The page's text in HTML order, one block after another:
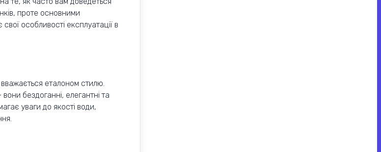
проте основними
особливості експлуатації в
вважається еталоном стилю.
бездоганні, елегантні та
уваги до якості води,